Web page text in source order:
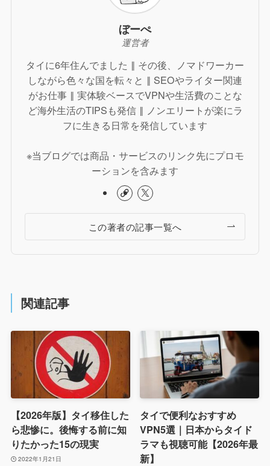
ぼーぺ
運営者
タイに6年住んでました ‖ その後、ノマドワーカー
しながら色々な国を転々と ‖ SEOやライター関連
がお仕事 ‖ 実体験ベースでVPNや生活費のことな
ど海外生活のTIPSも発信 ‖ ノンエリートが楽にラ
フに生きる日常を発信しています
※当ブログでは商品・サービスのリンク先にプロモ
ーションを含みます
この著者の記事一覧へ
関連記事
【2026年版】タイ移住した
ら悲惨に。後悔する前に知
りたかった15の現実
2022年1月21日
タイで便利なおすすめ
VPN5選｜日本からタイド
ラマも視聴可能【2026年最
新】